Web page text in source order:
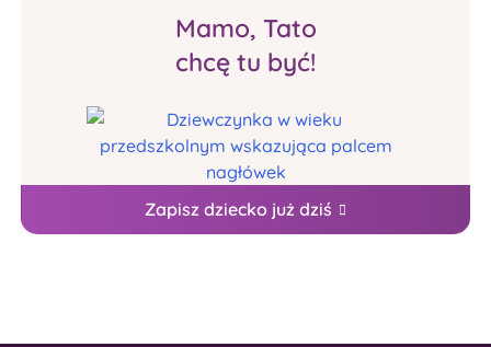
Mamo, Tato
chcę tu być!
Zapisz dziecko już dziś